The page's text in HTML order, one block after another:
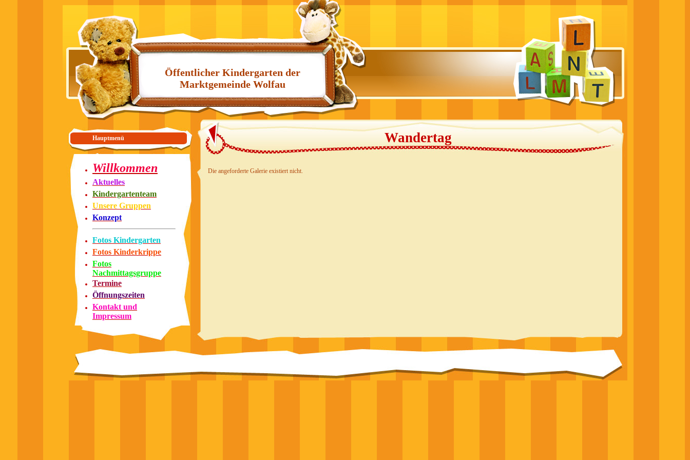
Öffentlicher Kindergarten der
Marktgemeinde Wolfau
Hauptmenü
Willkommen
Aktuelles
Kindergartenteam
Unsere Gruppen
Konzept
Fotos Kindergarten
Fotos Kinderkrippe
Fotos
Nachmittagsgruppe
Termine
Öffnungszeiten
Kontakt und
Impressum
Wandertag
Die angeforderte Galerie existiert nicht.